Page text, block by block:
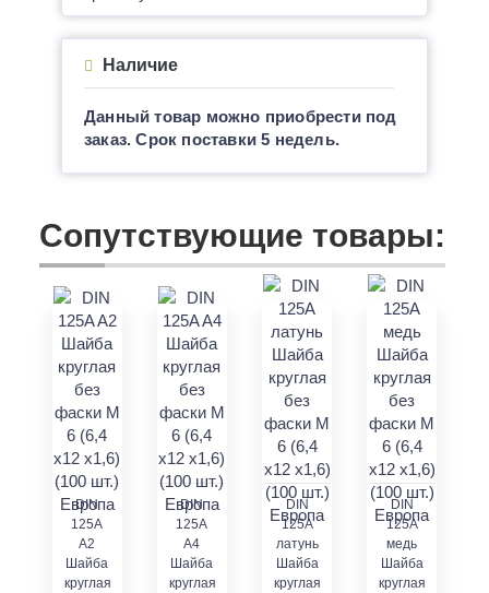
Наличие
Данный товар можно приобрести под
заказ. Срок поставки 5 недель.
Сопутствующие товары:
DIN
125A
A2
Шайба
круглая
DIN
125A
A4
Шайба
круглая
DIN
125A
латунь
Шайба
круглая
DIN
125A
медь
Шайба
круглая